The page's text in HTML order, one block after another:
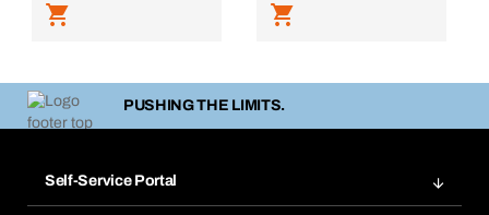
PUSHING THE LIMITS.
Self-Service Portal